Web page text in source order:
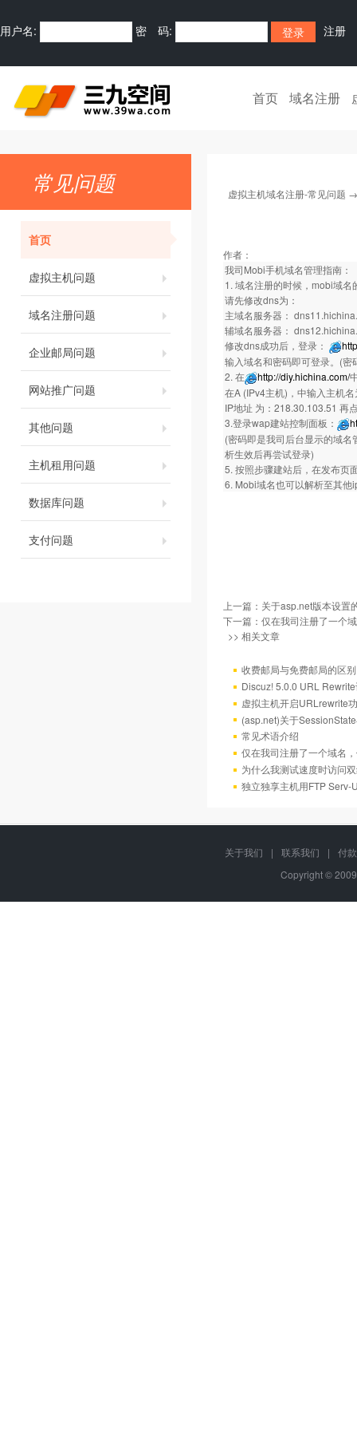
用户名: 密 码: 注册
首页 域名注册
常见问题
首页
虚拟主机问题
域名注册问题
企业邮局问题
网站推广问题
其他问题
主机租用问题
数据库问题
支付问题
虚拟主机域名注册-常见问题
作者：
我司Mobi手机域名管理指南：
1. 域名注册的时候，mobi域
请先修改dns为：
主域名服务器：
辅域名服务器：
修改dns成功后，登录：
输入域名和密码即可登录。(
2. 在
http://diy.hichina.com/
在A (IPv4主机)，中输入主机
IP地址 为：218.30.103.51 再
3.登录wap建站控制面板：
(密码即是我司后台显示的域
析生效后再尝试登录)
5. 按照步骤建站后，在发布页
6. Mobi域名也可以解析至其
上一篇： 关于asp.net版本设置
下一篇： 仅在我司注册了一个
>> 相关文章
收费邮局与免费邮局的区别
Discuz! 5.0.0 URL
虚拟主机开启URLrewrite
(asp.net)关于
常见术语介绍
仅在我司注册了一个域名
为什么我测试速度时访问
独立独享主机用FTP Serv-
关于我们 | 联系我们 |
付
Copyright ©